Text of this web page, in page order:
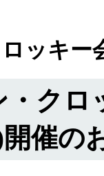
ッキー
・ク
開催の